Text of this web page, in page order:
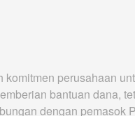
perusahaan
bantuan dana,
dengan